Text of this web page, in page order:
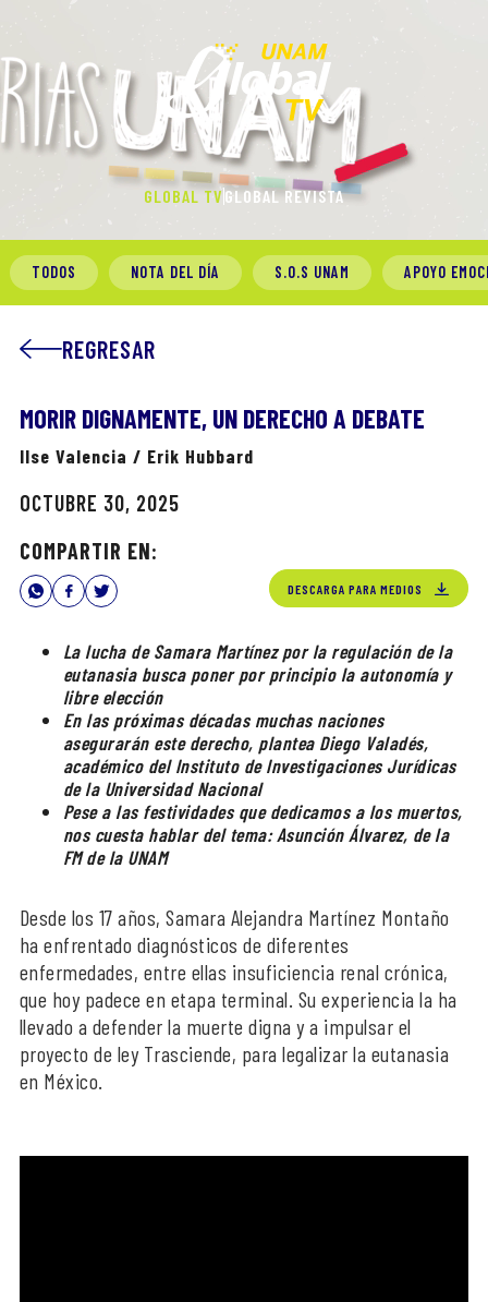
GLOBAL TV GLOBAL REVISTA
TODOS NOTA DEL DÍA S.O.S UNAM APOYO
REGRESAR
MORIR DIGNAMENTE, UN DERECHO A DEBATE
Ilse Valencia / Erik Hubbard
OCTUBRE 30, 2025
COMPARTIR EN:
DESCARGA PARA MEDIOS
La lucha de Samara Martínez por la regulación de la
eutanasia busca poner por principio la autonomía y
libre elección
En las próximas décadas muchas naciones
asegurarán este derecho, plantea Diego Valadés,
académico del Instituto de Investigaciones Jurídicas
de la Universidad Nacional
Pese a las festividades que dedicamos a los muertos,
nos cuesta hablar del tema: Asunción Álvarez, de la
FM de la UNAM
Desde los 17 años, Samara Alejandra Martínez Montaño
ha enfrentado diagnósticos de diferentes
enfermedades, entre ellas insuficiencia renal crónica,
que hoy padece en etapa terminal. Su experiencia la ha
llevado a defender la muerte digna y a impulsar el
proyecto de ley Trasciende, para legalizar la eutanasia
en México.